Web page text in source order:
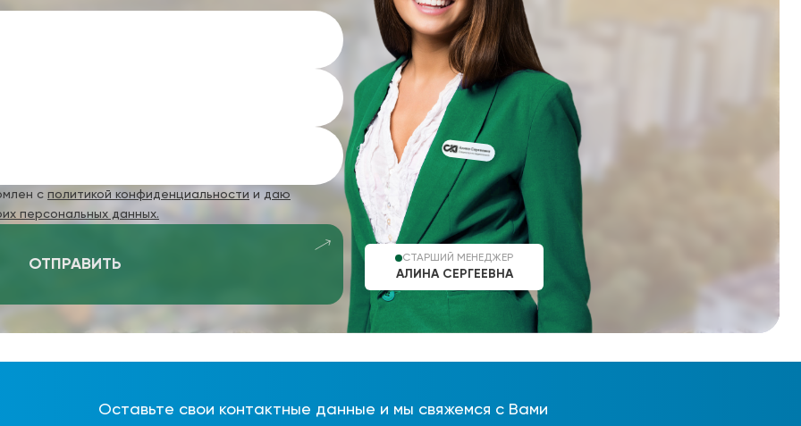
с политикой конфиденциальности и даю
персональных данных.
ОТПРАВИТЬ СТАРШИЙ МЕНЕДЖЕР
АЛИНА СЕРГЕЕВНА
Оставьте свои контактные данные и мы свяжемся с Вами